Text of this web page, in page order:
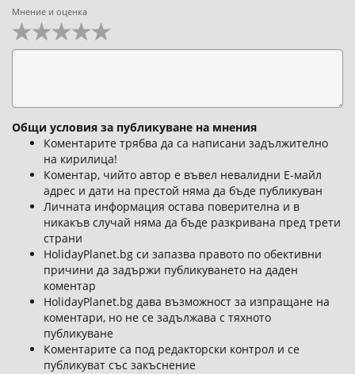
Мнение и оценка
Общи условия за публикуване на мнения
Коментарите трябва да са написани задължително
на кирилица!
Коментар, чийто автор е въвел невалидни Е-майл
адрес и дати на престой няма да бъде публикуван
Личната информация остава поверителна и в
никакъв случай няма да бъде разкривана пред трети
страни
HolidayPlanet.bg си запазва правото по обективни
причини да задържи публикуването на даден
коментар
HolidayPlanet.bg дава възможност за изпращане на
коментари, но не се задължава с тяхното
публикуване
Коментарите са под редакторски контрол и се
публикуват със закъснение